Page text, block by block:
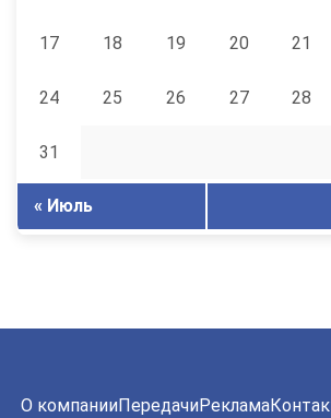
17 18 19 20 21
24 25 26 27 28
31
« Июль
О компанииПередачиРеклама